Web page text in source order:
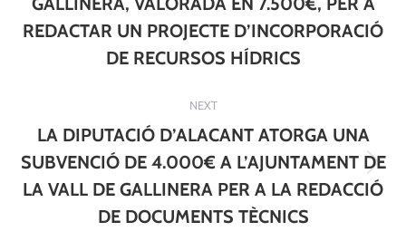
post:
REDACTAR UN PROJECTE D’INCORPORACIÓ
DE RECURSOS HÍDRICS
NEXT
Next
post:
LA DIPUTACIÓ D’ALACANT ATORGA UNA
SUBVENCIÓ DE 4.000€ A L’AJUNTAMENT DE
LA VALL DE GALLINERA PER A LA REDACCIÓ
DE DOCUMENTS TÈCNICS